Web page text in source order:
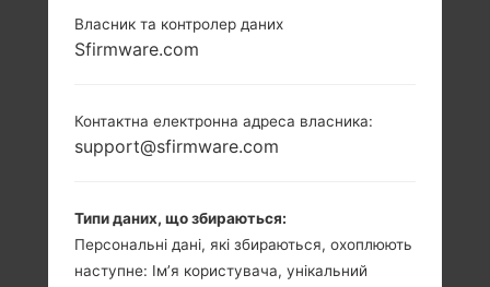
Власник та контролер даних
Sfirmware.com
Контактна електронна адреса власника:
support@sfirmware.com
Типи даних, що збираються:
Персональні дані, які збираються, охоплюють
наступне: Ім’я користувача, унікальний